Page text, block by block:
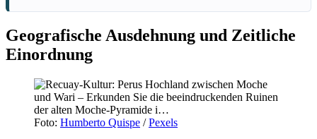
Geografische Ausdehnung und Zeitliche
Einordnung
Foto: Humberto Quispe /Pexels